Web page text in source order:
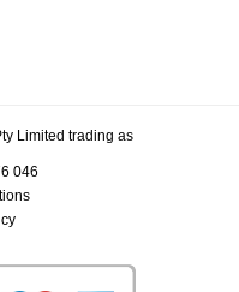
Limited trading as
046